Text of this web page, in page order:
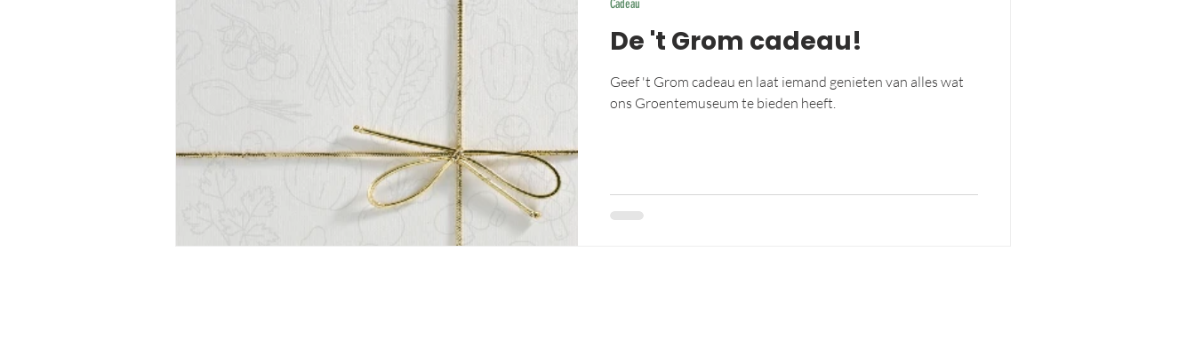
De 't Grom cadeau!
Geef 't Grom cadeau en laat iemand genieten van alles wat
ons Groentemuseum te bieden heeft.
Cadeau